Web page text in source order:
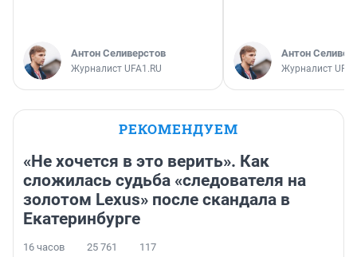
Антон Селиверстов
Журналист UFA1.RU
Антон
Журналист
РЕКОМЕНДУЕМ
«Не хочется в это верить». Как
сложилась судьба «следователя на
золотом Lexus» после скандала в
Екатеринбурге
16 часов 25 761 117